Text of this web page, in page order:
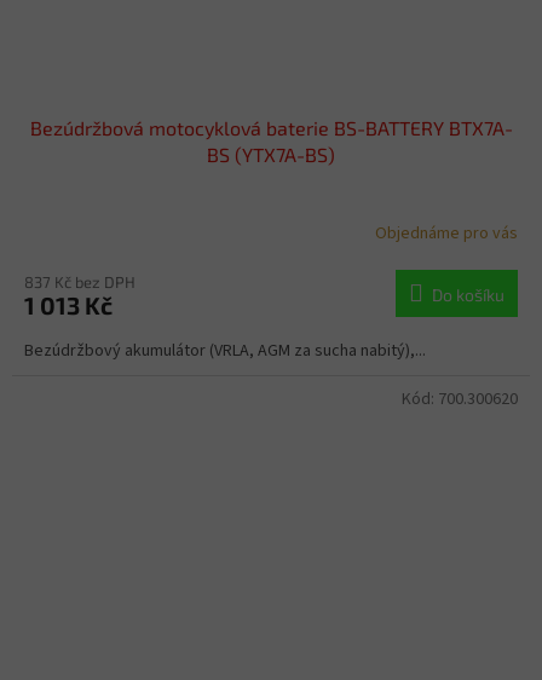
Bezúdržbová motocyklová baterie BS-BATTERY BTX7A-
BS (YTX7A-BS)
Objednáme pro vás
837 Kč bez DPH
1 013 Kč Do košíku
Bezúdržbový akumulátor (VRLA, AGM za sucha nabitý),...
Kód: 700.300620